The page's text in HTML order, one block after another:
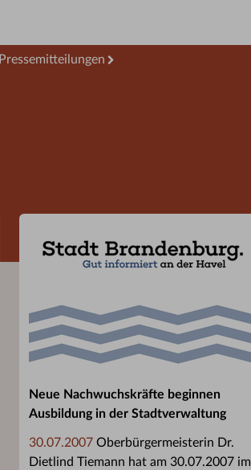
Pressemitteilungen
Neue Nachwuchskräfte beginnen
Ausbildung in der Stadtverwaltung
30.07.2007 Oberbürgermeisterin Dr.
Dietlind Tiemann hat am 30.07.2007 im